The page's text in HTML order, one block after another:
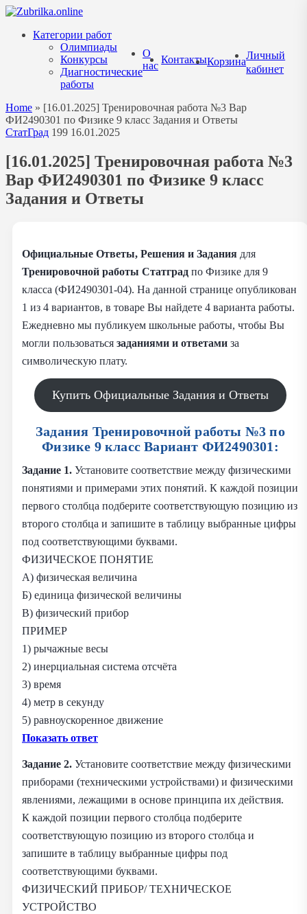
Перейти
содержанию
Категории работ
Олимпиады
Конкурсы
Диагностические
работы
О
нас
КонтактыКорзина
Личный
кабинет
Home » [16.01.2025] Тренировочная работа №3 Вар
ФИ2490301 по Физике 9 класс Задания и Ответы
СтатГрад 199 16.01.2025
[16.01.2025] Тренировочная работа №3
Вар ФИ2490301 по Физике 9 класс
Задания и Ответы
Официальные Ответы, Решения и Задания для
Тренировочной работы Статград по Физике для 9
класса (ФИ2490301-04). На данной странице опубликован
1 из 4 вариантов, в товаре Вы найдете 4 варианта работы.
Ежедневно мы публикуем школьные работы, чтобы Вы
могли пользоваться заданиями и ответами за
символическую плату.
Купить Официальные Задания и Ответы
Задания Тренировочной работы №3 по
Физике 9 класс Вариант ФИ2490301:
Задание 1. Установите соответствие между физическими
понятиями и примерами этих понятий. К каждой позиции
первого столбца подберите соответствующую позицию из
второго столбца и запишите в таблицу выбранные цифры
под соответствующими буквами.
ФИЗИЧЕСКОЕ ПОНЯТИЕ
А) физическая величина
Б) единица физической величины
В) физический прибор
ПРИМЕР
1) рычажные весы
2) инерциальная система отсчёта
3) время
4) метр в секунду
5) равноускоренное движение
Показать ответ
Задание 2. Установите соответствие между физическими
приборами (техническими устройствами) и физическими
явлениями, лежащими в основе принципа их действия.
К каждой позиции первого столбца подберите
соответствующую позицию из второго столбца и
запишите в таблицу выбранные цифры под
соответствующими буквами.
ФИЗИЧЕСКИЙ ПРИБОР/ ТЕХНИЧЕСКОЕ
УСТРОЙСТВО